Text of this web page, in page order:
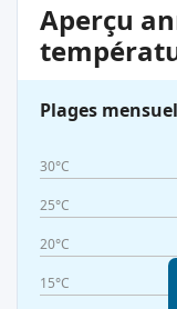
Aperçu
Plages
30°C
25°C
20°C
15°C